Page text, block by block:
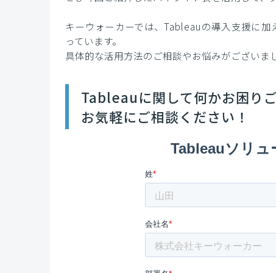
キーウォーカーでは、Tableauの導入支援に
っています。
具体的な活用方法のご相談やお悩みがございま
Tableauに関して何かお困り
お気軽にご相談ください！